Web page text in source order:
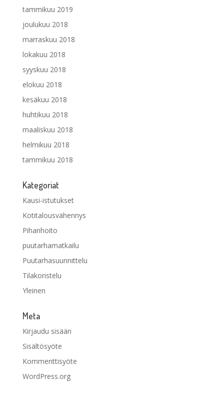
tammikuu 2019
joulukuu 2018
marraskuu 2018
lokakuu 2018
syyskuu 2018
elokuu 2018
kesäkuu 2018
huhtikuu 2018
maaliskuu 2018
helmikuu 2018
tammikuu 2018
Kategoriat
Kausi-istutukset
Kotitalousvähennys
Pihanhoito
puutarhamatkailu
Puutarhasuunnittelu
Tilakoristelu
Yleinen
Meta
Kirjaudu sisään
Sisältösyöte
Kommenttisyöte
WordPress.org